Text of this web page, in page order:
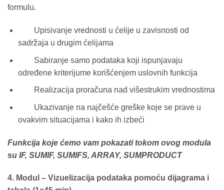
formulu.
Upisivanje vrednosti u ćelije u zavisnosti od
sadržaja u drugim ćelijama
Sabiranje samo podataka koji ispunjavaju
određene kriterijume korišćenjem uslovnih funkcija
Realizacija proračuna nad višestrukim vrednostima
Ukazivanje na najčešće greške koje se prave u
ovakvim situacijama i kako ih izbeći
Funkcija koje ćemo vam pokazati tokom ovog modula
su IF, SUMIF, SUMIFS, ARRAY, SUMPRODUCT
4. Modul – Vizuelizacija podataka pomoću dijagrama i